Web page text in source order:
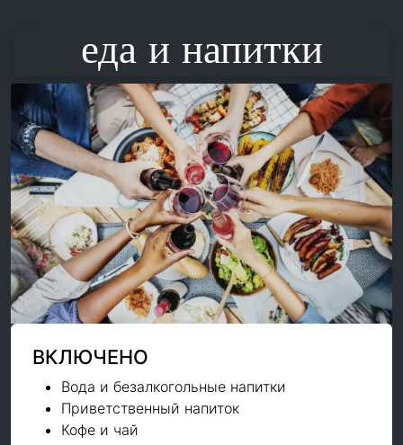
еда и напитки
ВКЛЮЧЕНО
Вода и безалкогольные напитки
Приветственный напиток
Кофе и чай